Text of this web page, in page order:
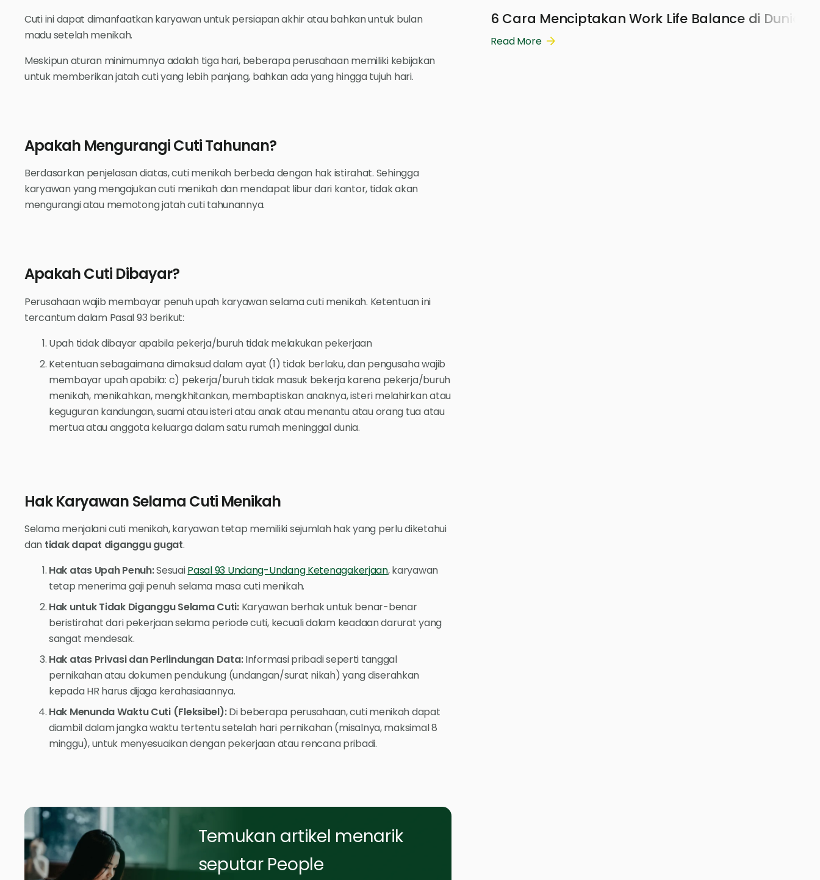
Cuti ini dapat dimanfaatkan karyawan untuk persiapan akhir atau bahkan untuk bulan
madu setelah menikah.
Meskipun aturan minimumnya adalah tiga hari, beberapa perusahaan memiliki kebijakan
untuk memberikan jatah cuti yang lebih panjang, bahkan ada yang hingga tujuh hari.
Apakah Mengurangi Cuti Tahunan?
Berdasarkan penjelasan diatas, cuti menikah berbeda dengan hak istirahat. Sehingga
karyawan yang mengajukan cuti menikah dan mendapat libur dari kantor, tidak akan
mengurangi atau memotong jatah cuti tahunannya.
Apakah Cuti Dibayar?
Perusahaan wajib membayar penuh upah karyawan selama cuti menikah. Ketentuan ini
tercantum dalam Pasal 93 berikut:
Upah tidak dibayar apabila pekerja/buruh tidak melakukan pekerjaan
Ketentuan sebagaimana dimaksud dalam ayat (1) tidak berlaku, dan pengusaha wajib
membayar upah apabila: c) pekerja/buruh tidak masuk bekerja karena pekerja/buruh
menikah, menikahkan, mengkhitankan, membaptiskan anaknya, isteri melahirkan atau
keguguran kandungan, suami atau isteri atau anak atau menantu atau orang tua atau
mertua atau anggota keluarga dalam satu rumah meninggal dunia.
Hak Karyawan Selama Cuti Menikah
Selama menjalani cuti menikah, karyawan tetap memiliki sejumlah hak yang perlu diketahui
dan tidak dapat diganggu gugat.
Hak atas Upah Penuh:SesuaiPasal 93 Undang-Undang Ketenagakerjaan, karyawan
tetap menerima gaji penuh selama masa cuti menikah.
Hak untuk Tidak Diganggu Selama Cuti:Karyawan berhak untuk benar-benar
beristirahat dari pekerjaan selama periode cuti, kecuali dalam keadaan darurat yang
sangat mendesak.
Hak atas Privasi dan Perlindungan Data:Informasi pribadi seperti tanggal
pernikahan atau dokumen pendukung (undangan/surat nikah) yang diserahkan
kepada HR harus dijaga kerahasiaannya.
Hak Menunda Waktu Cuti (Fleksibel):Di beberapa perusahaan, cuti menikah dapat
diambil dalam jangka waktu tertentu setelah hari pernikahan (misalnya, maksimal 8
minggu), untuk menyesuaikan dengan pekerjaan atau rencana pribadi.
Temukan artikel menarik
seputar People
6 Cara Menciptakan Work Life Balance di Dunia
Read More